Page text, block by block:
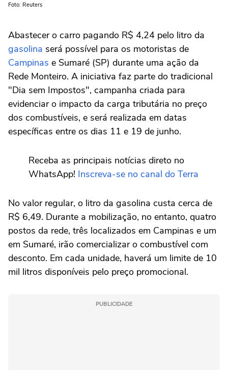
Foto: Reuters
Abastecer o carro pagando R$ 4,24 pelo litro da
gasolina será possível para os motoristas de
Campinas e Sumaré (SP) durante uma ação da
Rede Monteiro. A iniciativa faz parte do tradicional
"Dia sem Impostos", campanha criada para
evidenciar o impacto da carga tributária no preço
dos combustíveis, e será realizada em datas
específicas entre os dias 11 e 19 de junho.
Receba as principais notícias direto no
WhatsApp! Inscreva-se no canal do Terra
No valor regular, o litro da gasolina custa cerca de
R$ 6,49. Durante a mobilização, no entanto, quatro
postos da rede, três localizados em Campinas e um
em Sumaré, irão comercializar o combustível com
desconto. Em cada unidade, haverá um limite de 10
mil litros disponíveis pelo preço promocional.
PUBLICIDADE